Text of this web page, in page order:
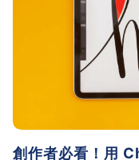
創作者必看！用